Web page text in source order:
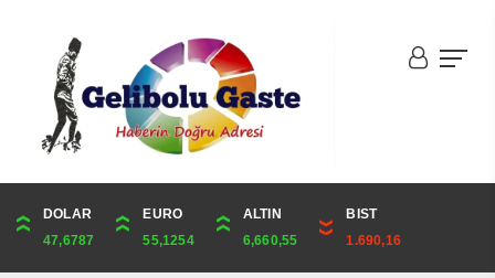
DOLAR
47,6787
EURO
55,1254
ALTIN
6,660,55
BIST
1.690,16
ONS
4,341,81
ALTIN
6,660,55
ÇEYREK
10,889,99
CUMHURİYET
44,750,00